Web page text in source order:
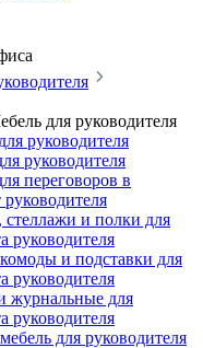
для руководителя
руководителя
руководителя
переговоров в
руководителя
и полки для
руководителя
и подставки для
руководителя
журнальные для
руководителя
для руководителя